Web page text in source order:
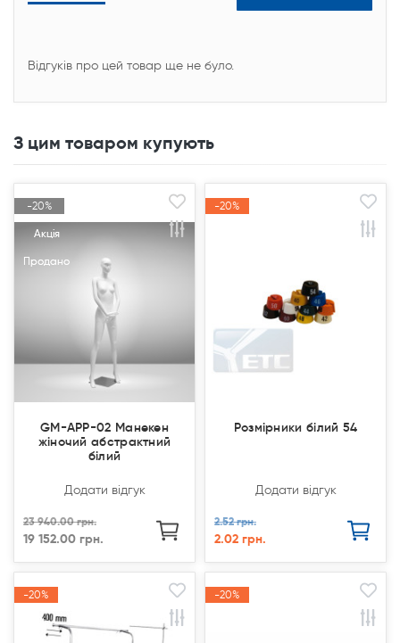
Відгуків про цей товар ще не було.
З цим товаром купують
-20%
Акція
Продано
-20%
Акція
Продано
GM-APP-02 Манекен
жіночий абстрактний
білий
Додати відгук
23 940.00 грн.
19 152.00 грн.
-20%
-20%
Розмірники білий 54
Додати відгук
2.52 грн.
2.02 грн.
-20%
Акція
-20%
Акція
-20%
-20%